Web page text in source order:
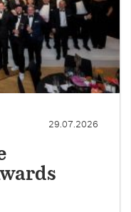
29.07.2026